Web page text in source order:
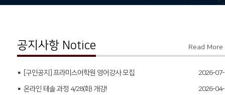
공지사항 Notice Read
[구인공지] 프라미스어학원 영어강사 모집
2026-
온라인 테솔 과정 4/28(화) 개강!
2026-